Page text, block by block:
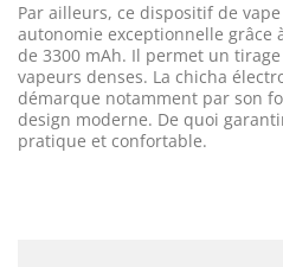
Par ailleurs, ce dispositif de vape
autonomie exceptionnelle grâce
de 3300 mAh. Il permet un
vapeurs denses. La chicha
démarque notamment par son
design moderne. De quoi
pratique et confortable.